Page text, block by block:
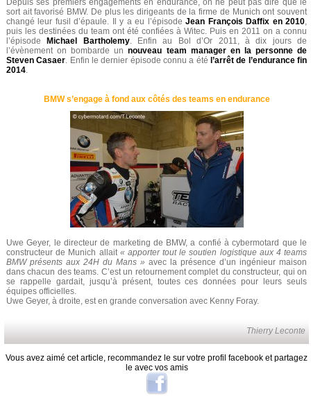
Depuis ses premiers engagements en endurance, on ne peut pas dire que le
sort ait favorisé BMW. De plus les dirigeants de la firme de Munich ont souvent
changé leur fusil d’épaule. Il y a eu l’épisodeJean François Daffix en 2010,
puis les destinées du team ont été confiées à Witec. Puis en 2011 on a connu
l’épisode
Michael Bartholemy. Enfin au Bol d’Or 2011, à dix jours de
l’évènement on bombarde unnouveau team manager en la personne de
Steven Casaer. Enfin le dernier épisode connu a été l’arrêt de l’endurance fin
2014.
BMW s’engage à fond aux côtés des teams en endurance
Uwe Geyer, le directeur de marketing de BMW, a confié à cybermotard que le
constructeur de Munich allait « apporter tout le soutien logistique aux 4 teams
BMW présents aux 24H du Mans » avec la présence d’un ingénieur maison
dans chacun des teams. C’est un retournement complet du constructeur, qui on
se rappelle gardait, jusqu’à présent, toutes ces données pour leurs seuls
équipes officielles.
Uwe Geyer, à droite, est en grande conversation avec Kenny Foray.
Thierry Leconte
Vous avez aimé cet article, recommandez le sur votre profil facebook et partagez
le avec vos amis